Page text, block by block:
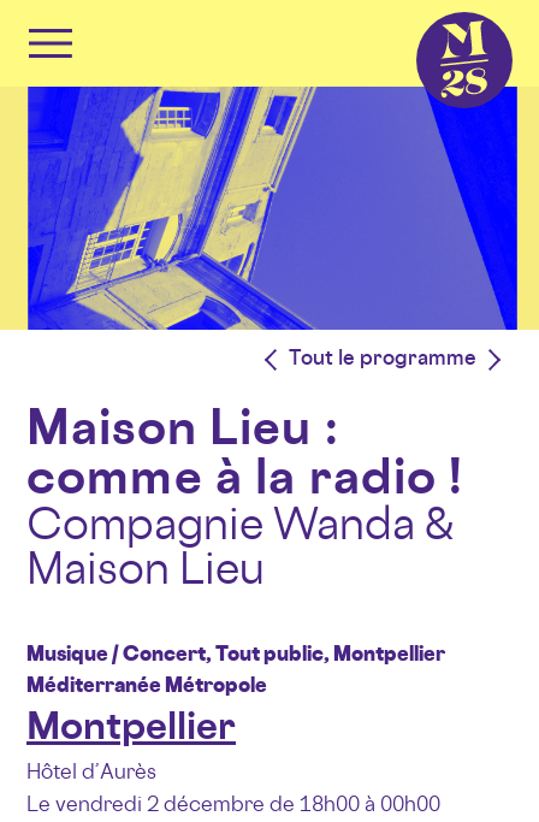
content
Tout le programme
Maison Lieu :
comme à la radio !
Compagnie Wanda &
Maison Lieu
Musique / Concert, Tout public, Montpellier
Méditerranée Métropole
Montpellier
Hôtel d’Aurès
Le vendredi 2 décembre de 18h00 à 00h00